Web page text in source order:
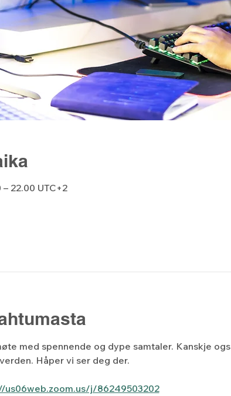
22.00 UTC+2
med spennende og dype samtaler. Kanskje
Håper vi ser deg der.
us06web.zoom.us/j/86249503202